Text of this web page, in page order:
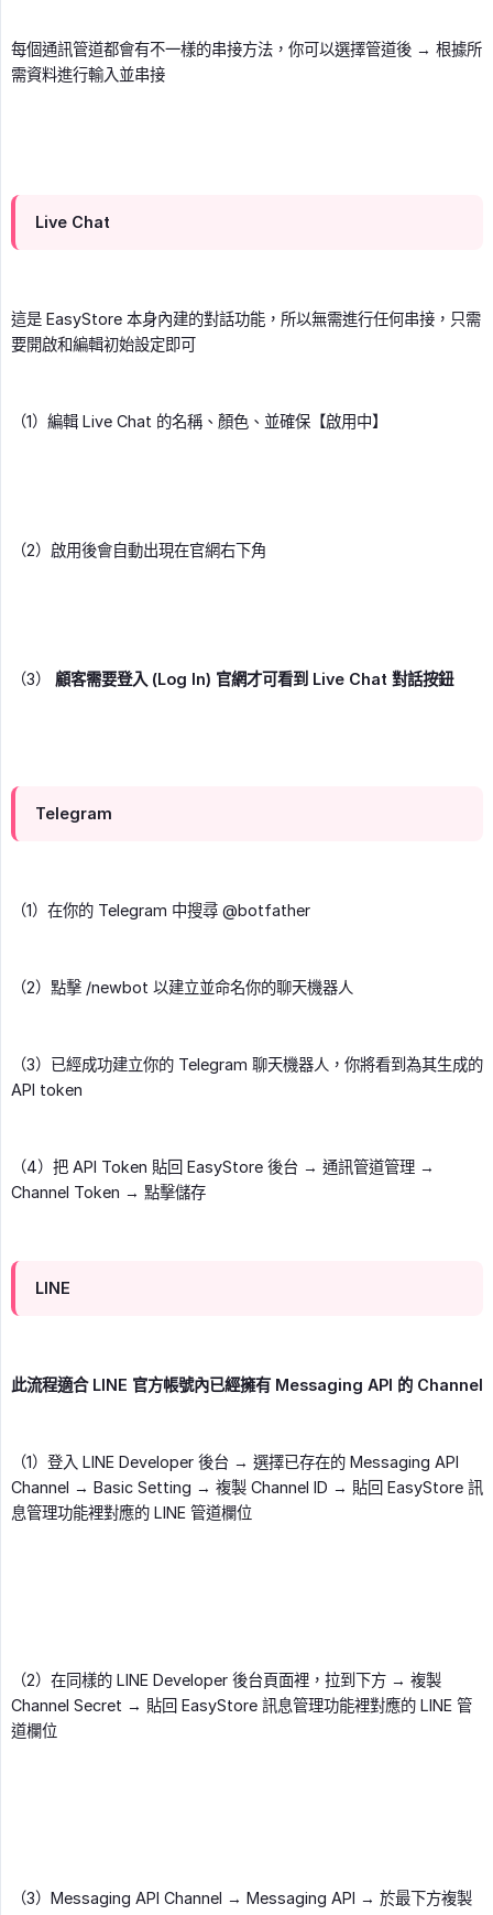
每個通訊管道都會有不一樣的串接方法，你可以選擇管道後 → 根據所
需資料進行輸入並串接
Live Chat
這是 EasyStore 本身內建的對話功能，所以無需進行任何串接，只需
要開啟和編輯初始設定即可
（1）編輯 Live Chat 的名稱、顏色、並確保【啟用中】
（2）啟用後會自動出現在官網右下角
（3） 顧客需要登入 (Log In) 官網才可看到 Live Chat 對話按鈕
Telegram
（1）在你的 Telegram 中搜尋 @botfather
（2）點擊 /newbot 以建立並命名你的聊天機器人
（3）已經成功建立你的 Telegram 聊天機器人，你將看到為其生成的
API token
（4）把 API Token 貼回 EasyStore 後台 → 通訊管道管理 →
Channel Token → 點擊儲存
LINE
此流程適合 LINE 官方帳號內已經擁有 Messaging API 的 Channel
（1）登入 LINE Developer 後台 → 選擇已存在的 Messaging API
Channel → Basic Setting → 複製 Channel ID → 貼回 EasyStore 訊
息管理功能裡對應的 LINE 管道欄位
（2）在同樣的 LINE Developer 後台頁面裡，拉到下方 → 複製
Channel Secret → 貼回 EasyStore 訊息管理功能裡對應的 LINE 管
道欄位
（3）Messaging API Channel → Messaging API → 於最下方複製